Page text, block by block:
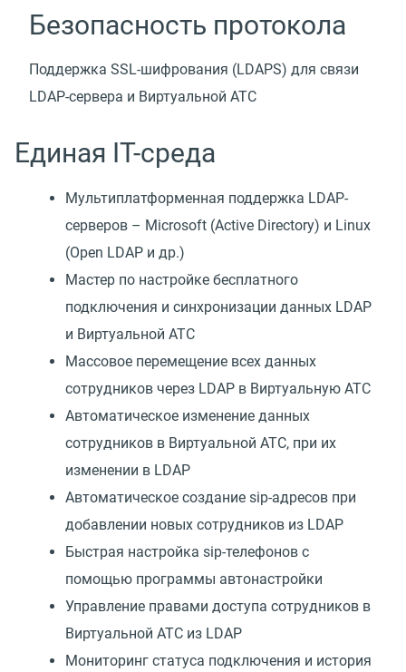
Безопасность протокола
Поддержка SSL-шифрования (LDAPS) для связи
LDAP-сервера и Виртуальной АТС
Единая IT-среда
Мультиплатформенная поддержка LDAP-
серверов – Microsoft (Active Directory) и Linux
(Open LDAP и др.)
Мастер по настройке бесплатного
подключения и синхронизации данных LDAP
и Виртуальной АТС
Массовое перемещение всех данных
сотрудников через LDAP в Виртуальную АТС
Автоматическое изменение данных
сотрудников в Виртуальной АТС, при их
изменении в LDAP
Автоматическое создание sip-адресов при
добавлении новых сотрудников из LDAP
Быстрая настройка sip-телефонов с
помощью программы автонастройки
Управление правами доступа сотрудников в
Виртуальной АТС из LDAP
Мониторинг статуса подключения и история